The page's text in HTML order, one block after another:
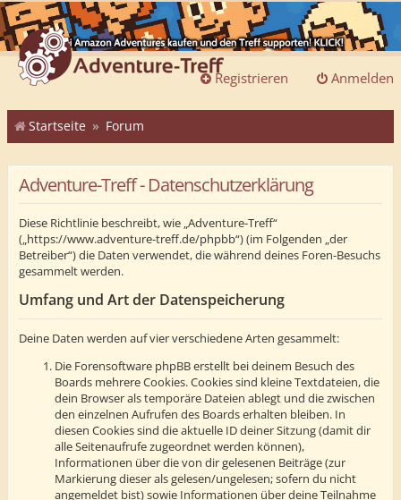
Anmelden
Registrieren
Startseite Forum
Adventure-Treff - Datenschutzerklärung
Diese Richtlinie beschreibt, wie „Adventure-Treff“
(„https://www.adventure-treff.de/phpbb“) (im Folgenden „der
Betreiber“) die Daten verwendet, die während deines Foren-Besuchs
gesammelt werden.
Umfang und Art der Datenspeicherung
Deine Daten werden auf vier verschiedene Arten gesammelt:
Die Forensoftware phpBB erstellt bei deinem Besuch des
Boards mehrere Cookies. Cookies sind kleine Textdateien, die
dein Browser als temporäre Dateien ablegt und die zwischen
den einzelnen Aufrufen des Boards erhalten bleiben. In
diesen Cookies sind die aktuelle ID deiner Sitzung (damit dir
alle Seitenaufrufe zugeordnet werden können),
Informationen über die von dir gelesenen Beiträge (zur
Markierung dieser als gelesen/ungelesen; sofern du nicht
angemeldet bist) sowie Informationen über deine Teilnahme